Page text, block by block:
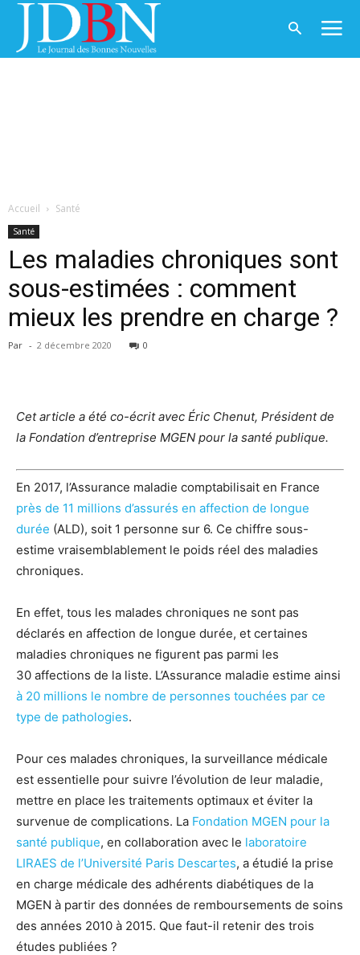
Accueil Santé
Santé
Les maladies chroniques sont
sous-estimées : comment
mieux les prendre en charge ?
Par - 2 décembre 2020 0
Cet article a été co-écrit avec Éric Chenut, Président de
la Fondation d’entreprise MGEN pour la santé publique.
En 2017, l’Assurance maladie comptabilisait en France
près de 11 millions d’assurés en affection de longue
durée (ALD), soit 1 personne sur 6. Ce chiffre sous-
estime vraisemblablement le poids réel des maladies
chroniques.
En effet, tous les malades chroniques ne sont pas
déclarés en affection de longue durée, et certaines
maladies chroniques ne figurent pas parmi les
30 affections de la liste. L’Assurance maladie estime ainsi
à 20 millions le nombre de personnes touchées par ce
type de pathologies.
Pour ces malades chroniques, la surveillance médicale
est essentielle pour suivre l’évolution de leur maladie,
mettre en place les traitements optimaux et éviter la
survenue de complications. La Fondation MGEN pour la
santé publique, en collaboration avec le laboratoire
LIRAES de l’Université Paris Descartes, a étudié la prise
en charge médicale des adhérents diabétiques de la
MGEN à partir des données de remboursements de soins
des années 2010 à 2015. Que faut-il retenir des trois
études publiées ?